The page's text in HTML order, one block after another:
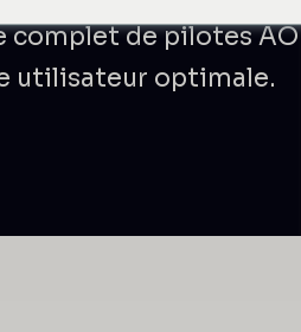
complet de pilotes AO
utilisateur optimale.